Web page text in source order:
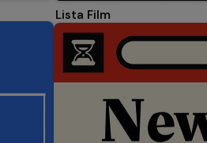
Lista Film